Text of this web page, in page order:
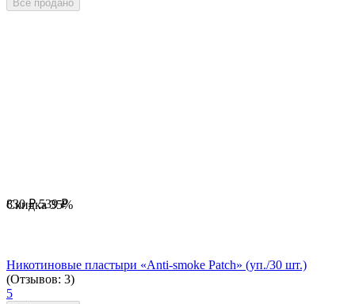
Всё продано
Скидка35%
830 ₽ 539 ₽
Никотиновые пластыри «Anti-smoke Patch» (уп./30 шт.)
(Отзывов: 3)
5